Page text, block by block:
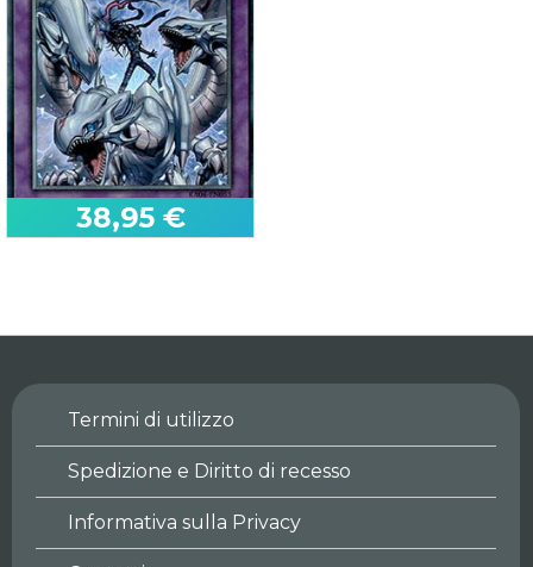
Nibiru, l'Essere
Primordiale
Quarter Century Stampede
Quarter Century Stampede
38,95 €
Termini di utilizzo
Spedizione e Diritto di recesso
Informativa sulla Privacy